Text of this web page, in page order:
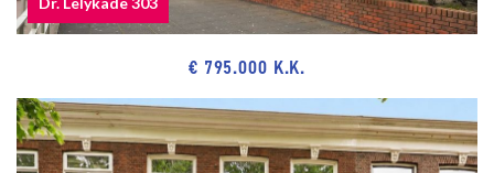
Ockenburgh estate, seaside resort Kijkduin, dunes, beach and sea,
Public transport and main roads via Westland Route.
Near European and/or International School of The Hague, primary
schools and various sports facilities.
Close to European- and International School of The Hague, various
€ 795.000 K.K.